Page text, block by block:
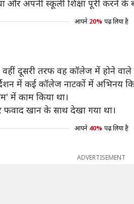
अपनी स्कूली शिक्षा पूरी करने के
आपने 20% पढ़ लिया है
दूसरी तरफ वह कॉलेज में होने
में कई कॉलेज नाटकों में अभिनय
में काम किया था।
खान के साथ देखा गया था।
आपने 40% पढ़ लिया है
ADVERTISEMENT